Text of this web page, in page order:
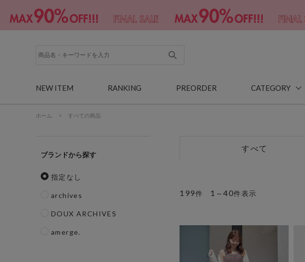
NEW ITEM RANKING PREORDER CATEGORY
ホーム > すべての商品
ブランド
指定なし
archives
DOUX ARCHIVES
amerge.
すべて
199件 1 ～40件表示